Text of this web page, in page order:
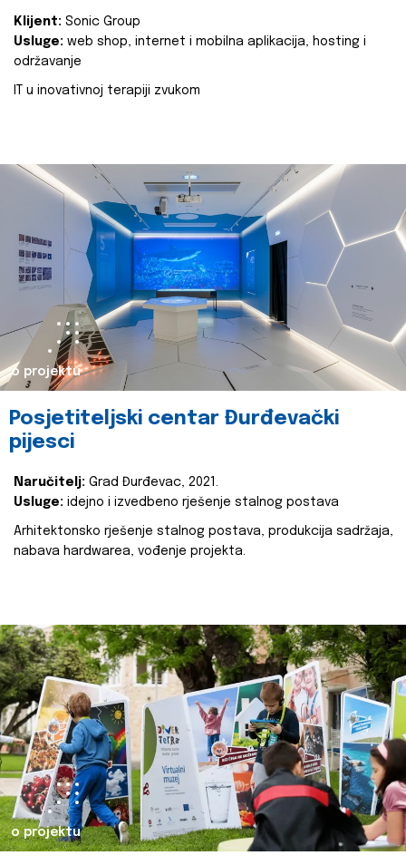
Klijent: Sonic Group
Usluge: web shop, internet i mobilna aplikacija, hosting i
održavanje
IT u inovativnoj terapiji zvukom
o projektu
Posjetiteljski centar Đurđevački
pijesci
Naručitelj: Grad Đurđevac, 2021.
Usluge: idejno i izvedbeno rješenje stalnog postava
Arhitektonsko rješenje stalnog postava, produkcija sadržaja,
nabava hardwarea, vođenje projekta.
o projektu